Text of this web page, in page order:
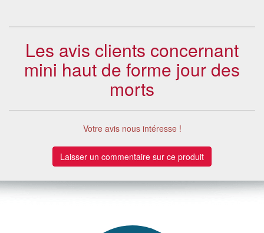
Les avis clients concernant
mini haut de forme jour des
morts
Votre avis nous intéresse !
Laisser un commentaire sur ce produit